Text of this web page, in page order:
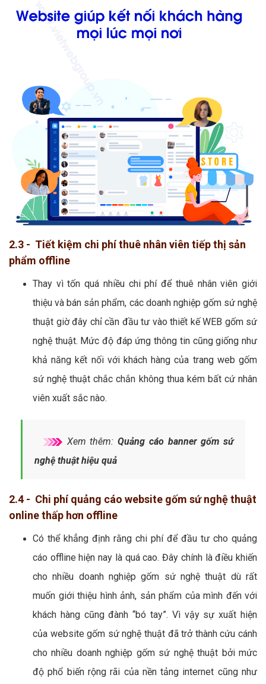
2.3 - Tiết kiệm chi phí thuê nhân viên tiếp thị sản
phẩm offline
Thay vì tốn quá nhiều chi phí để thuê nhân viên giới
thiệu và bán sản phẩm, các doanh nghiệp gốm sứ nghệ
thuật giờ đây chỉ cần đầu tư vào thiết kế WEB gốm sứ
nghệ thuật. Mức độ đáp ứng thông tin cũng giống như
khả năng kết nối với khách hàng của trang web gốm
sứ nghệ thuật chắc chắn không thua kém bất cứ nhân
viên xuất sắc nào.
Xem thêm:Quảng cáo banner gốm sứ
nghệ thuật hiệu quả
2.4 - Chi phí quảng cáo website gốm sứ nghệ thuật
online thấp hơn offline
Có thể khẳng định rằng chi phí để đầu tư cho quảng
cáo offline hiện nay là quá cao. Đây chính là điều khiến
cho nhiều doanh nghiệp gốm sứ nghệ thuật dù rất
muốn giới thiệu hình ảnh, sản phẩm của mình đến với
khách hàng cũng đành “bó tay”. Vì vậy sự xuất hiện
của website gốm sứ nghệ thuật đã trở thành cứu cánh
cho nhiều doanh nghiệp gốm sứ nghệ thuật bởi mức
độ phổ biến rộng rãi của nền tảng internet cũng như